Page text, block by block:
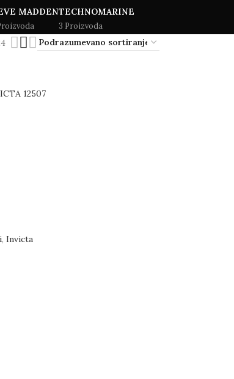
MADDENTECHNOMARINE
3 Proizvoda
, Invicta